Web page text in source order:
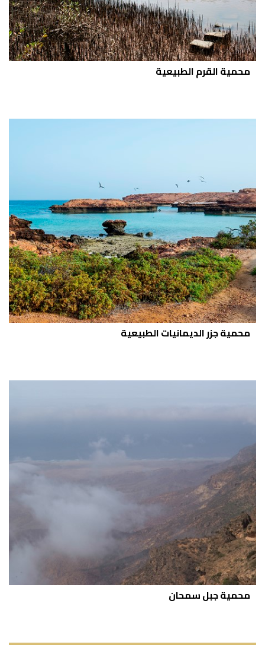
محمية القرم الطبيعية
محمية جزر الديمانيات الطبيعية
محمية جبل سمحان